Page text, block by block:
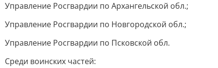
Управление Росгвардии по Архангельской обл.;
Управление Росгвардии по Новгородской обл.;
Управление Росгвардии по Псковской обл.
Среди воинских частей: